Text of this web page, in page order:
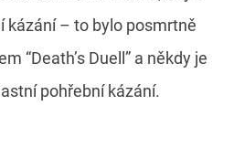
kázání – to bylo posmrtně
“Death’s Duell” a někdy je
pohřební kázání.